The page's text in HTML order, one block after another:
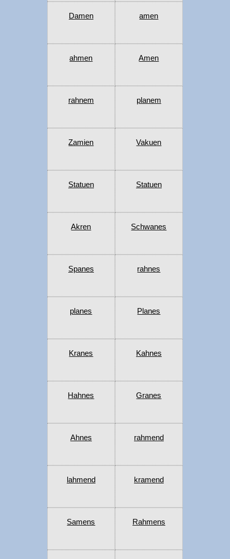
Damen amen
ahmen Amen
rahnem planem
Zamien Vakuen
Statuen Statuen
Akren Schwanes
Spanes rahnes
planes Planes
Kranes Kahnes
Hahnes Granes
Ahnes rahmend
lahmend kramend
Samens Rahmens